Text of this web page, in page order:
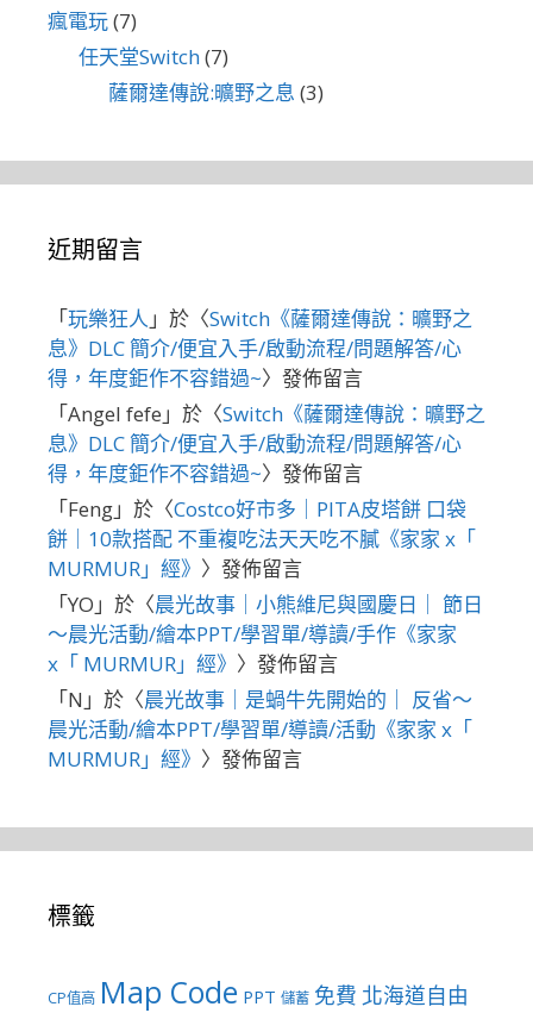
瘋電玩(7)
任天堂Switch(7)
薩爾達傳說:曠野之息 (3)
近期留言
「玩樂狂人 」於〈Switch《薩爾達傳說：曠野之
息》DLC 簡介/便宜入手/啟動流程/問題解答/心
得，年度鉅作不容錯過~〉發佈留言
「Angel fefe 」於〈Switch《薩爾達傳說：曠野之
息》DLC 簡介/便宜入手/啟動流程/問題解答/心
得，年度鉅作不容錯過~〉發佈留言
「Feng」於〈Costco好市多｜PITA皮塔餅 口袋
餅｜10款搭配 不重複吃法天天吃不膩《家家 x「
MURMUR」經》 〉發佈留言
「YO 」於〈晨光故事｜小熊維尼與國慶日｜ 節日
～晨光活動/繪本PPT/學習單/導讀/手作《家家
x「 MURMUR」經》 〉發佈留言
「N 」於〈晨光故事｜是蝸牛先開始的｜ 反省～
晨光活動/繪本PPT/學習單/導讀/活動《家家 x「
MURMUR」經》 〉發佈留言
標籤
CP值高 Map Code PPT 儲蓄 免費 北海道自由